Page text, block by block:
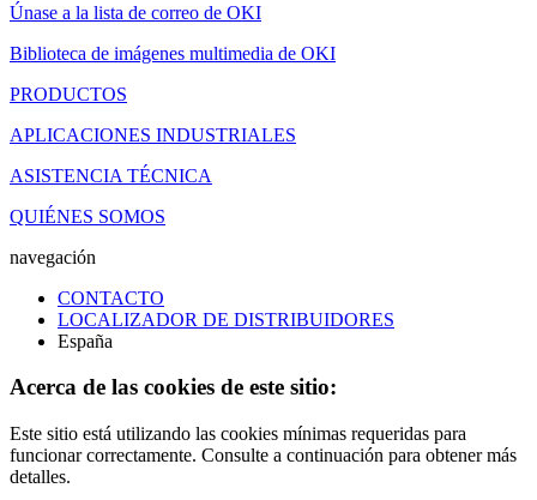
Únase a la lista de correo de OKI
Biblioteca de imágenes multimedia de OKI
PRODUCTOS
APLICACIONES INDUSTRIALES
ASISTENCIA TÉCNICA
QUIÉNES SOMOS
navegación
CONTACTO
LOCALIZADOR DE DISTRIBUIDORES
España
Acerca de las cookies de este sitio:
Este sitio está utilizando las cookies mínimas requeridas para
funcionar correctamente. Consulte a continuación para obtener más
detalles.